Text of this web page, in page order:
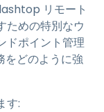
リモート
ための特別なウ
ドポイント管理
をどのように強
す: